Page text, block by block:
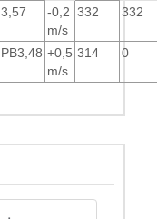
3,57
-0,2
m/s
332 332
PB3,48 +0,5
m/s
314 0